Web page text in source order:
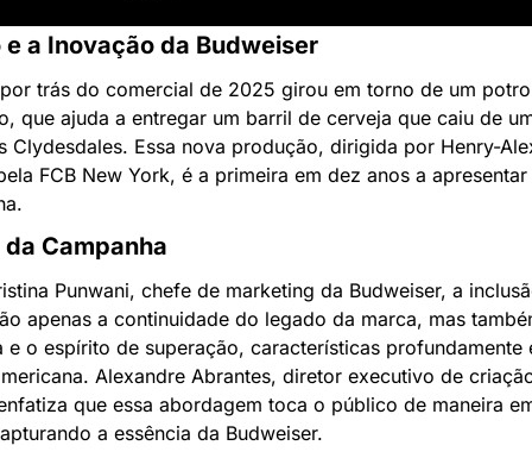
a Inovação da Budweiser
trás do comercial de 2025 girou em torno de um
que ajuda a entregar um barril de cerveja que caiu de
Clydesdales. Essa nova produção, dirigida por Henry-
FCB New York, é a primeira em dez anos a
Campanha
Punwani, chefe de marketing da Budweiser, a
apenas a continuidade do legado da marca, mas
e o espírito de superação, características profundamente
Alexandre Abrantes, diretor executivo de
que essa abordagem toca o público de maneira
a essência da Budweiser.